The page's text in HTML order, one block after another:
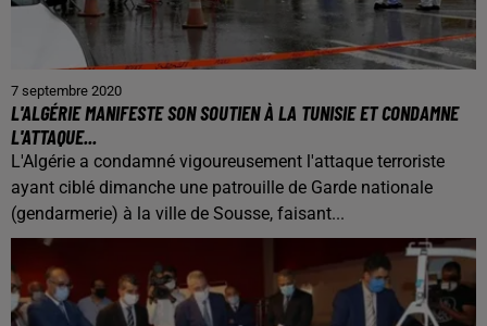
7 septembre 2020
L'ALGÉRIE MANIFESTE SON SOUTIEN À LA TUNISIE ET CONDAMNE
L'ATTAQUE...
L'Algérie a condamné vigoureusement l'attaque terroriste
ayant ciblé dimanche une patrouille de Garde nationale
(gendarmerie) à la ville de Sousse, faisant...